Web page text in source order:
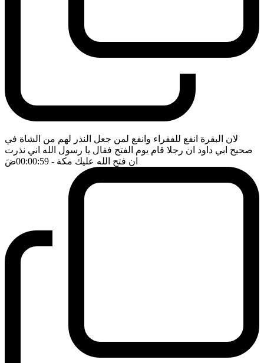
لان البقرة انفع للفقراء وانفع لمن جعل النذر لهم من الشاة في
صحيح ابي داود ان رجلا قام يوم الفتح فقال يا رسول الله اني نذرت
ان فتح الله عليك مكة - 00:00:59 ضَ